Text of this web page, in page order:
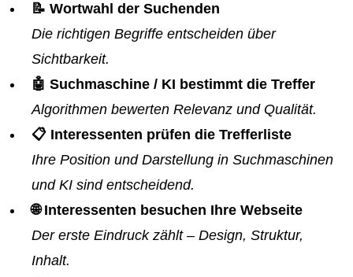
📝 Wortwahl der Suchenden
Die richtigen Begriffe entscheiden über
Sichtbarkeit.
🤖 Suchmaschine / KI bestimmt die Treffer
Algorithmen bewerten Relevanz und Qualität.
📋 Interessenten prüfen die Trefferliste
Ihre Position und Darstellung in Suchmaschinen
und KI sind entscheidend.
🌐 Interessenten besuchen Ihre Webseite
Der erste Eindruck zählt – Design, Struktur,
Inhalt.